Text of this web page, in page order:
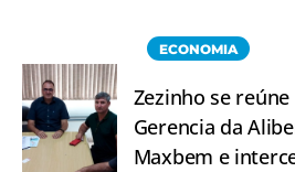
ECONOMIA
Zezinho se reúne
Gerencia da
Maxbem e